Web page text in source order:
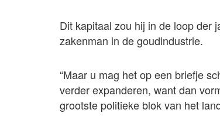
Dit kapitaal zou hij in de loop der
zakenman in de goudindustrie.
“Maar u mag het op een briefje
verder expanderen, want dan
grootste politieke blok van het